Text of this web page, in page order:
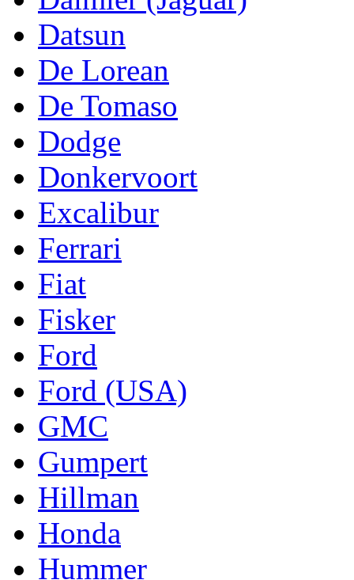
Datsun
De Lorean
De Tomaso
Dodge
Donkervoort
Excalibur
Ferrari
Fiat
Fisker
Ford
Ford (USA)
GMC
Gumpert
Hillman
Honda
Hummer